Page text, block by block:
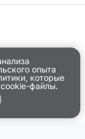
опыта
которые
файлы.